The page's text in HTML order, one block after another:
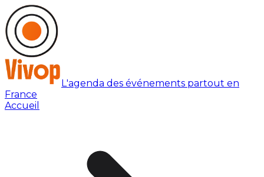
L'agenda des événements partout en
France
Accueil